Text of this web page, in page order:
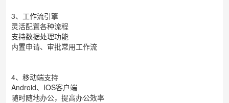
3、工作流引擎
灵活配置各种流程
支持数据处理功能
内置申请、审批常用工作流
4、移动端支持
Android、IOS客户端
随时随地办公，提高办公效率